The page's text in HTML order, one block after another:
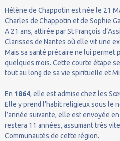
Hélène de Chappotin est née le 21
Charles de Chappotin et de Sophie
A 21 ans, attirée par St François
Clarisses de Nantes où elle vit une
Mais sa santé précaire ne lui permet
quelques mois. Cette courte étape
tout au long de sa vie spirituelle et
En 1864, elle est admise chez les
Elle y prend l’habit religieux sous le
l’année suivante, elle est envoyée
restera 11 années, assumant très
Communautés de cette région.